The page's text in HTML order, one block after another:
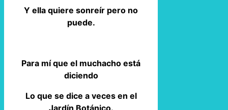
Y ella quiere sonreír pero no
puede.
Para mí que el muchacho está
diciendo
Lo que se dice a veces en el
Jardín Botánico.